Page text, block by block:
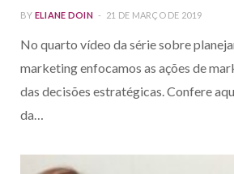
BY ELIANE DOIN 21 DE MARÇO DE 2019
No quarto vídeo da série sobre
marketing enfocamos as ações de
das decisões estratégicas. Confere
da…